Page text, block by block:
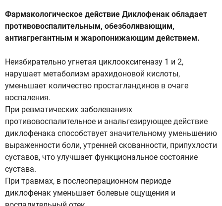
Фармакологическое действие Диклофенак обладает
противовоспалительным, обезболивающим,
антиагрегантным и жаропонижающим действием.
Неизбирательно угнетая циклооксигеназу 1 и 2,
нарушает метаболизм арахидоновой кислоты,
уменьшает количество простагландинов в очаге
воспаления.
При ревматических заболеваниях
противовоспалительное и анальгезирующее действие
диклофенака способствует значительному уменьшению
выраженности боли, утренней скованности, припухлости
суставов, что улучшает функциональное состояние
сустава.
При травмах, в послеоперационном периоде
диклофенак уменьшает болевые ощущения и